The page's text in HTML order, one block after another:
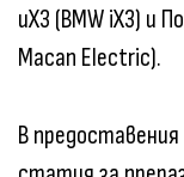
иХ3 (BMW iX3) и
Macan Electric).
В